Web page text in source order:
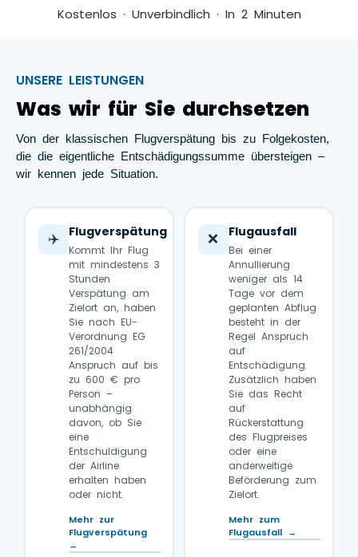
Kostenlos · Unverbindlich · In 2 Minuten
UNSERE LEISTUNGEN
Was wir für Sie durchsetzen
Von der klassischen Flugverspätung bis zu Folgekosten,
die die eigentliche Entschädigungssumme übersteigen –
wir kennen jede Situation.
✈️ Flugverspätung
Kommt Ihr Flug
mit mindestens 3
Stunden
Verspätung am
Zielort an, haben
Sie nach EU-
Verordnung EG
261/2004
Anspruch auf bis
zu 600 € pro
Person –
unabhängig
davon, ob Sie
eine
Entschuldigung
der Airline
erhalten haben
oder nicht.
Mehr zur
Flugverspätung
→
❌ Flugausfall
Bei einer
Annullierung
weniger als 14
Tage vor dem
geplanten Abflug
besteht in der
Regel Anspruch
auf
Entschädigung.
Zusätzlich haben
Sie das Recht
auf
Rückerstattung
des Flugpreises
oder eine
anderweitige
Beförderung zum
Zielort.
Mehr zum
Flugausfall →